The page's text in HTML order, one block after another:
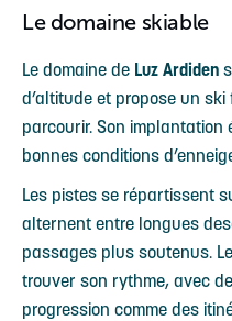
Le domaine skiable
Le domaine de Luz Ardiden
d’altitude et propose un
parcourir. Son implantation
bonnes conditions
Les pistes se répartissent
alternent entre longues
passages plus soutenus.
trouver son rythme, avec
progression comme des